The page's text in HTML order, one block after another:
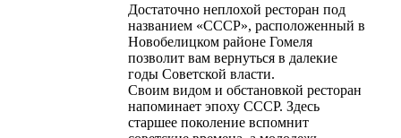
Достаточно неплохой ресторан под
названием «СССР», расположенный в
Новобелицком районе Гомеля
позволит вам вернуться в далекие
годы Советской власти.
Своим видом и обстановкой ресторан
напоминает эпоху СССР. Здесь
старшее поколение вспомнит